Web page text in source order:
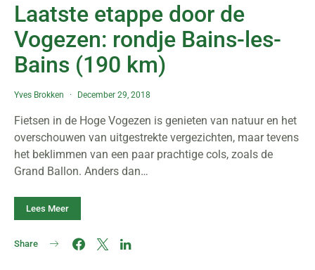
Laatste etappe door de
Vogezen: rondje Bains-les-
Bains (190 km)
Yves Brokken December 29, 2018
Fietsen in de Hoge Vogezen is genieten van natuur en het
overschouwen van uitgestrekte vergezichten, maar tevens
het beklimmen van een paar prachtige cols, zoals de
Grand Ballon. Anders dan…
Lees Meer
Share